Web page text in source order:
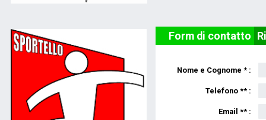
Form di contatto
Nome e Cognome * :
Telefono ** :
Email ** :